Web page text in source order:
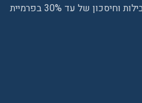
הצעות מחיר מחברות ביטוח מובילות וחיסכון של עד 30% בפרמיית